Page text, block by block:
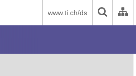
www.ti.ch/ds